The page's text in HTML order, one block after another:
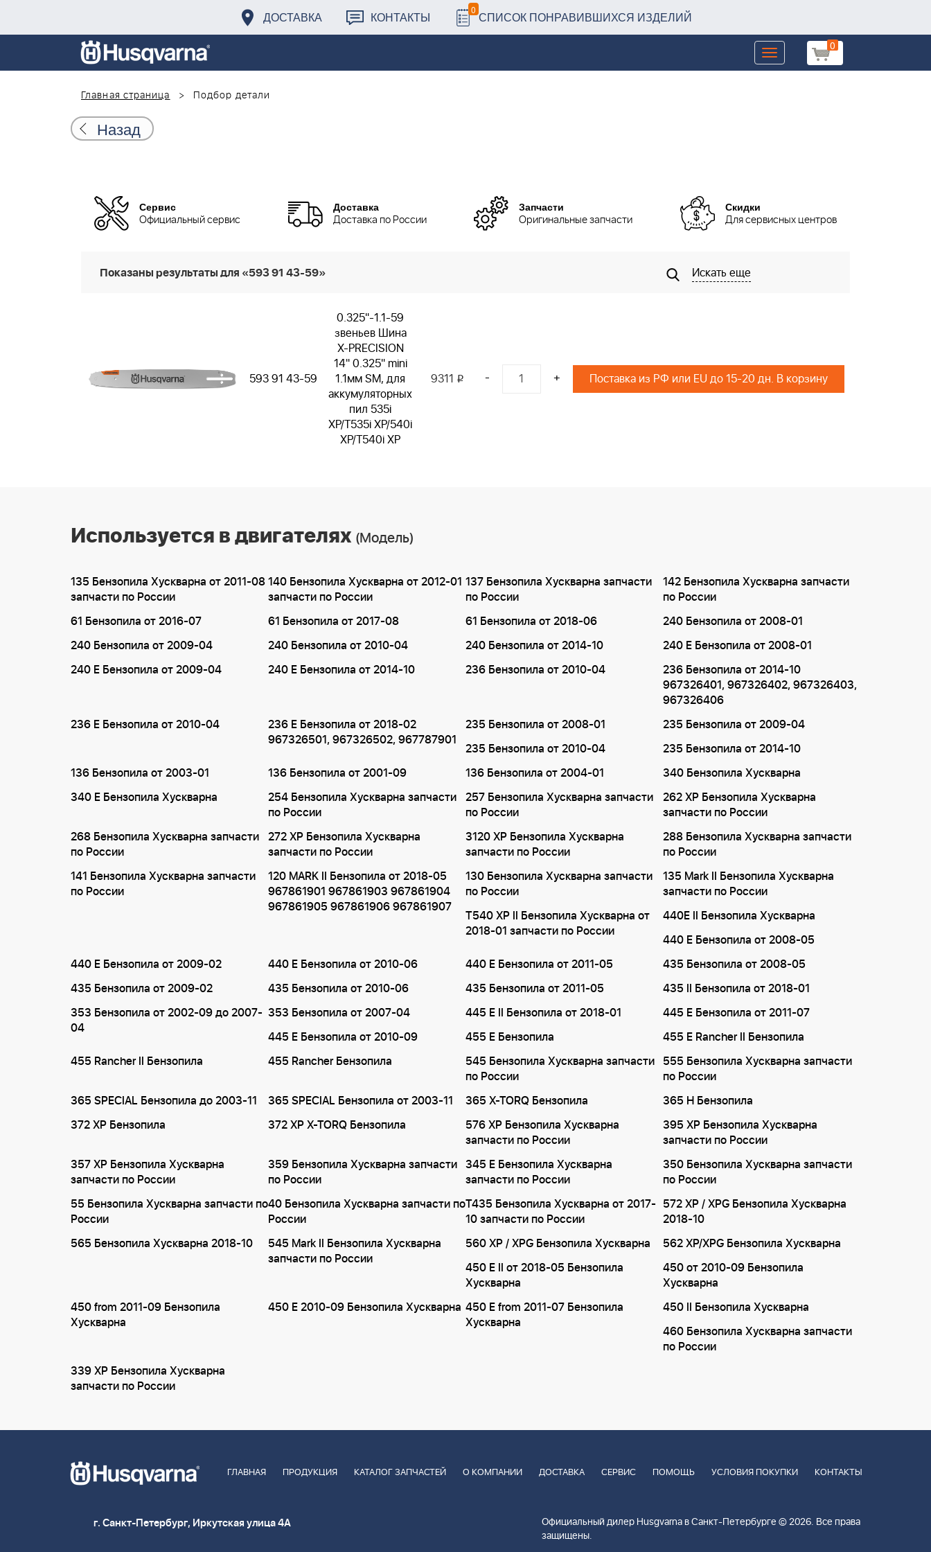
ДОСТАВКА КОНТАКТЫ 0 СПИСОК ПОНРАВИВШИХСЯ ИЗДЕЛИЙ
0
Toggle
navigation
Главная страница
Подбор детали
Назад
Сервис
Официальный сервис
Доставка
Доставка по России
Запчасти
Оригинальные запчасти
Скидки
Для сервисных центров
Показаны результаты для «593 91 43-59» Искать еще
593 91 43-59
0.325"-1.1-59
звеньев Шина
X-PRECISION
14" 0.325" mini
1.1мм SM, для
аккумуляторных
пил 535i
XP/T535i XP/540i
XP/T540i XP
9311 i - + Поставка из РФ или EU до 15-20 дн. В корзину
Используется в двигателях (Модель)
135 Бензопила Хускварна от 2011-08
запчасти по России
140 Бензопила Хускварна от 2012-01
запчасти по России
137 Бензопила Хускварна запчасти
по России
142 Бензопила Хускварна запчасти
по России
61 Бензопила от 2016-07
61 Бензопила от 2017-08 61 Бензопила от 2018-06
240 Бензопила от 2008-01
240 Бензопила от 2009-04
240 Бензопила от 2010-04 240 Бензопила от 2014-10
240 E Бензопила от 2008-01
240 E Бензопила от 2009-04
240 E Бензопила от 2014-10 236 Бензопила от 2010-04
236 Бензопила от 2014-10
967326401, 967326402, 967326403,
967326406
236 E Бензопила от 2010-04
236 E Бензопила от 2018-02
967326501, 967326502, 967787901
235 Бензопила от 2008-01
235 Бензопила от 2009-04
235 Бензопила от 2010-04
235 Бензопила от 2014-10
136 Бензопила от 2003-01
136 Бензопила от 2001-09 136 Бензопила от 2004-01
340 Бензопила Хускварна
340 E Бензопила Хускварна
254 Бензопила Хускварна запчасти
по России
257 Бензопила Хускварна запчасти
по России
262 XP Бензопила Хускварна
запчасти по России
268 Бензопила Хускварна запчасти
по России
272 XP Бензопила Хускварна
запчасти по России
3120 XP Бензопила Хускварна
запчасти по России
288 Бензопила Хускварна запчасти
по России
141 Бензопила Хускварна запчасти
по России
120 MARK II Бензопила от 2018-05
967861901 967861903 967861904
967861905 967861906 967861907
130 Бензопила Хускварна запчасти
по России
135 Mark II Бензопила Хускварна
запчасти по России
T540 XP II Бензопила Хускварна от
2018-01 запчасти по России
440E II Бензопила Хускварна
440 E Бензопила от 2008-05
440 E Бензопила от 2009-02
440 E Бензопила от 2010-06 440 E Бензопила от 2011-05
435 Бензопила от 2008-05
435 Бензопила от 2009-02
435 Бензопила от 2010-06 435 Бензопила от 2011-05
435 II Бензопила от 2018-01
353 Бензопила от 2002-09 до 2007-
04
353 Бензопила от 2007-04 445 E II Бензопила от 2018-01
445 E Бензопила от 2011-07
445 E Бензопила от 2010-09
455 E Бензопила
455 E Rancher II Бензопила
455 Rancher II Бензопила
455 Rancher Бензопила
545 Бензопила Хускварна запчасти
по России
555 Бензопила Хускварна запчасти
по России
365 SPECIAL Бензопила до 2003-11
365 SPECIAL Бензопила от 2003-11 365 X-TORQ Бензопила
365 H Бензопила
372 XP Бензопила
372 XP X-TORQ Бензопила
576 XP Бензопила Хускварна
запчасти по России
395 XP Бензопила Хускварна
запчасти по России
357 XP Бензопила Хускварна
запчасти по России
359 Бензопила Хускварна запчасти
по России
345 E Бензопила Хускварна
запчасти по России
350 Бензопила Хускварна запчасти
по России
55 Бензопила Хускварна запчасти по
России
40 Бензопила Хускварна запчасти по
России
T435 Бензопила Хускварна от 2017-
10 запчасти по России
572 XP / XPG Бензопила Хускварна
2018-10
565 Бензопила Хускварна 2018-10
545 Mark II Бензопила Хускварна
запчасти по России
560 XP / XPG Бензопила Хускварна
562 XP/XPG Бензопила Хускварна
450 E II от 2018-05 Бензопила
Хускварна
450 от 2010-09 Бензопила
Хускварна
450 from 2011-09 Бензопила
Хускварна
450 E 2010-09 Бензопила Хускварна 450 E from 2011-07 Бензопила
Хускварна
450 II Бензопила Хускварна
460 Бензопила Хускварна запчасти
по России
339 XP Бензопила Хускварна
запчасти по России
ГЛАВНАЯ ПРОДУКЦИЯ КАТАЛОГ ЗАПЧАСТЕЙ О КОМПАНИИ ДОСТАВКА СЕРВИС ПОМОЩЬ УСЛОВИЯ ПОКУПКИ КОНТАКТЫ
г. Санкт-Петербург, Иркутская улица 4А
Официальный дилер Husgvarna в Санкт-Петербурге © 2026. Все права
защищены.